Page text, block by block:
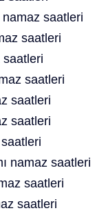
saatleri
saatleri
saatleri
saatleri
saatleri
saatleri
namaz saatleri
saatleri
saatleri